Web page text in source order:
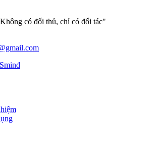
có đối thủ, chỉ có đối tác"